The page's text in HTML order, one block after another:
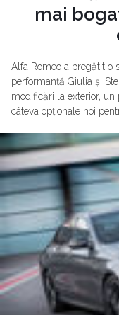
mai
Alfa Romeo a pregătit o
performanță Giulia și
modificări la exterior,
câteva opționale noi